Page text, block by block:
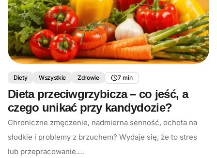
Diety Wszystkie Zdrowie 7 min
Dieta przeciwgrzybicza – co jeść, a
czego unikać przy kandydozie?
Chroniczne zmęczenie, nadmierna senność, ochota na
słodkie i problemy z brzuchem? Wydaje się, że to stres
lub przepracowanie.…